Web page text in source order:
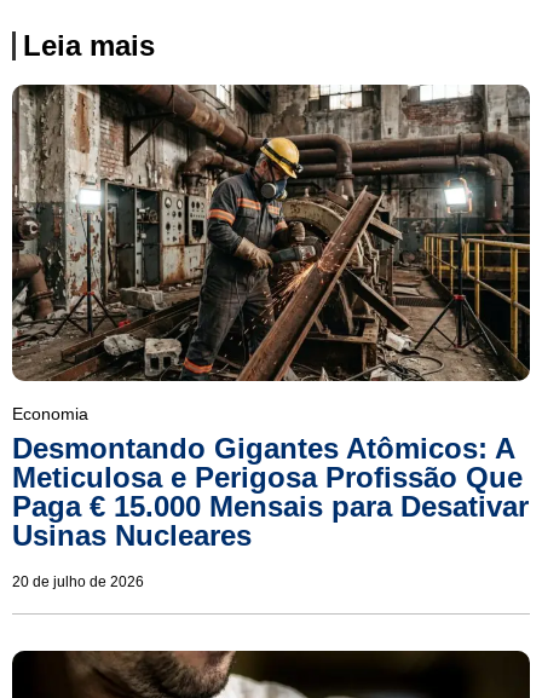
Leia mais
Economia
Desmontando Gigantes Atômicos: A
Meticulosa e Perigosa Profissão Que
Paga € 15.000 Mensais para Desativar
Usinas Nucleares
20 de julho de 2026